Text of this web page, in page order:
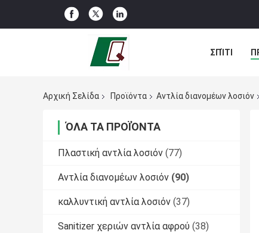
ΣΠΊΤΙ
Αρχική Σελίδα
Προϊόντα Αντλία διανομέων λοσιόν
ΌΛΑ ΤΑ ΠΡΟΪΌΝΤΑ
Πλαστική αντλία λοσιόν (77)
Αντλία διανομέων λοσιόν (90)
καλλυντική αντλία λοσιόν (37)
Sanitizer χεριών αντλία αφρού (38)